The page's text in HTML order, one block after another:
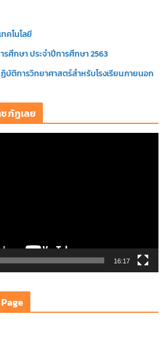
คโนโลยี
ศึกษา ประจำปีการศึกษา 2563
ติการวิทยาศาสตร์สำหรับโรงเรียนภายนอก
ชภัฏเลย
16:17